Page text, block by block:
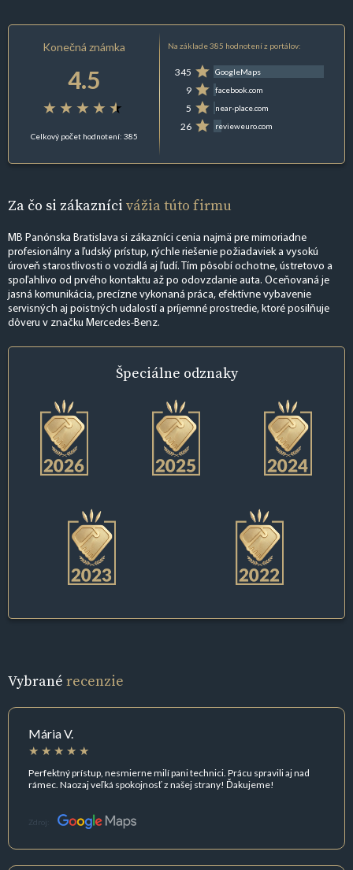
Konečná známka
4.5
Celkový počet hodnotení: 385
Na základe 385 hodnotení z portálov:
345 GoogleMaps
9 facebook.com
5 near-place.com
26 revieweuro.com
Za čo si zákazníci vážia túto firmu
MB Panónska Bratislava si zákazníci cenia najmä pre mimoriadne
profesionálny a ľudský prístup, rýchle riešenie požiadaviek a vysokú
úroveň starostlivosti o vozidlá aj ľudí. Tím pôsobí ochotne, ústretovo a
spoľahlivo od prvého kontaktu až po odovzdanie auta. Oceňovaná je
jasná komunikácia, precízne vykonaná práca, efektívne vybavenie
servisných aj poistných udalostí a príjemné prostredie, ktoré posilňuje
dôveru v značku Mercedes-Benz.
Špeciálne odznaky
Vybrané recenzie
Mária V.
Perfektný prístup, nesmierne milí pani technici. Prácu spravili aj nad
rámec. Naozaj veľká spokojnosť z našej strany! Ďakujeme!
Zdroj: